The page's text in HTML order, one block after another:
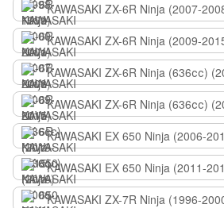
KAWASAKI ZX-6R Ninja (2007-
KAWASAKI ZX-6R Ninja (2009-
KAWASAKI ZX-6R Ninja (636сс)
KAWASAKI ZX-6R Ninja (636сс)
KAWASAKI EX 650 Ninja (2006-
KAWASAKI EX 650 Ninja (2011-
KAWASAKI ZX-7R Ninja (1996-